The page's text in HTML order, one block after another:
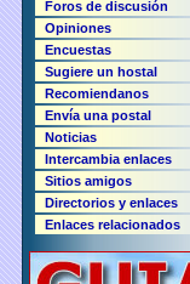
Foros de discusión
Opiniones
Encuestas
Sugiere un hostal
Recomiendanos
Envía una postal
Noticias
Intercambia enlaces
Sitios amigos
Directorios y enlaces
Enlaces relacionados